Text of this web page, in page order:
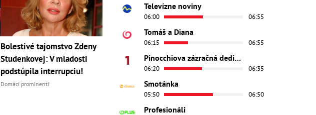
Bolestivé tajomstvo Zdeny
Studenkovej: V mladosti
podstúpila interrupciu!
Domáci prominenti
Televízne noviny
06:00 06:55
Tomáš a Diana
06:15 06:55
Pinocchiova zázračná dedinka
06:20 06:35
Smotánka
05:50 06:50
Profesionáli